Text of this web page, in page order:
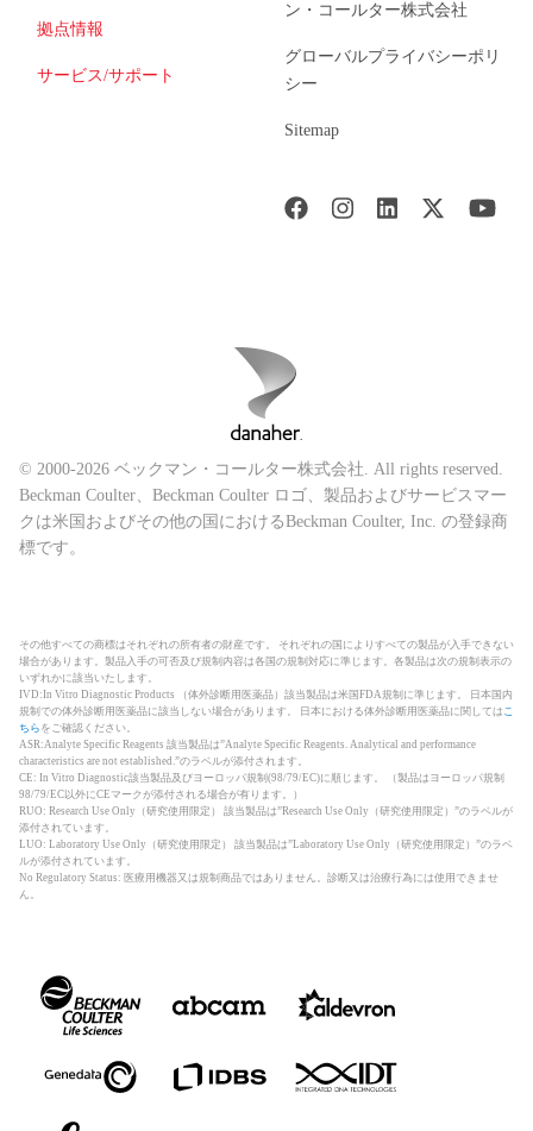
拠点情報
サービス/サポート
ン・コールター株式会社
グローバルプライバシーポリ
シー
Sitemap
© 2000-2026 ベックマン・コールター株式会社. All rights reserved.
Beckman Coulter、Beckman Coulter ロゴ、製品およびサービスマー
クは米国およびその他の国におけるBeckman Coulter, Inc. の登録商
標です。
その他すべての商標はそれぞれの所有者の財産です。 それぞれの国によりすべての製品が入手できない
場合があります。製品入手の可否及び規制内容は各国の規制対応に準じます。各製品は次の規制表示の
いずれかに該当いたします。
IVD:In Vitro Diagnostic Products （体外診断用医薬品）該当製品は米国FDA規制に準じます。 日本国内
規制での体外診断用医薬品に該当しない場合があります。 日本における体外診断用医薬品に関しては こ
ちら をご確認ください。
ASR:Analyte Specific Reagents 該当製品は”Analyte Specific Reagents. Analytical and performance
characteristics are not established.”のラベルが添付されます。
CE: In Vitro Diagnostic該当製品及びヨーロッパ規制(98/79/EC)に順じます。 （製品はヨーロッパ規制
98/79/EC以外にCEマークが添付される場合が有ります。）
RUO: Research Use Only（研究使用限定） 該当製品は”Research Use Only（研究使用限定）”のラベルが
添付されています。
LUO: Laboratory Use Only（研究使用限定） 該当製品は”Laboratory Use Only（研究使用限定）”のラベ
ルが添付されています。
No Regulatory Status: 医療用機器又は規制商品ではありません。診断又は治療行為には使用できませ
ん。